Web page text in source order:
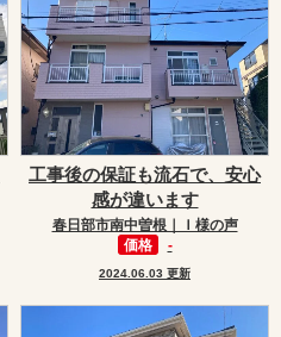
工事後の保証も流石で、安心
感が違います
春日部市南中曽根｜Ｉ様の声
価格
-
2024.06.03 更新